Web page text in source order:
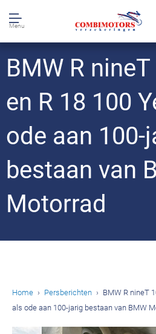
Menu
BMW R
en R 18 100
ode aan 100-
bestaan van
Motorrad
Home Persberichten
BMW R nineT
als ode aan 100-jarig bestaan van BMW